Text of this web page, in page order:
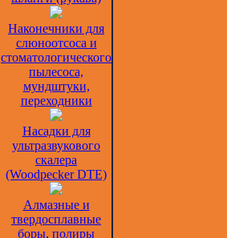
Наконечники для
слюноотсоса и
стоматологического
пылесоса,
мундштуки,
переходники
Насадки для
ультразвукового
скалера
(Woodpecker DTE)
Алмазные и
твердосплавные
боры, полиры